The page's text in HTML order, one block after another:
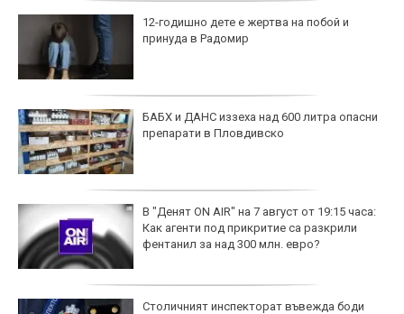
12-годишно дете е жертва на побой и
принуда в Радомир
БАБХ и ДАНС иззеха над 600 литра опасни
препарати в Пловдивско
В "Денят ON AIR" на 7 август от 19:15 часа:
Как агенти под прикритие са разкрили
фентанил за над 300 млн. евро?
Столичният инспекторат въвежда боди